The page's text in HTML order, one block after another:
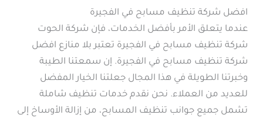
افضل شركة تنظيف مسابح في الفجيرة
عندما يتعلق الأمر بأفضل الخدمات، فإن شركة الحوت
شركة تنظيف مسابح في الفجيرة تعتبر بلا منازع افضل
شركة تنظيف مسابح في الفجيرة. إن سمعتنا الطيبة
وخبرتنا الطويلة في هذا المجال جعلتنا الخيار المفضل
للعديد من العملاء. نحن نقدم خدمات تنظيف شاملة
تشمل جميع جوانب تنظيف المسابح، من إزالة الأوساخ إلى